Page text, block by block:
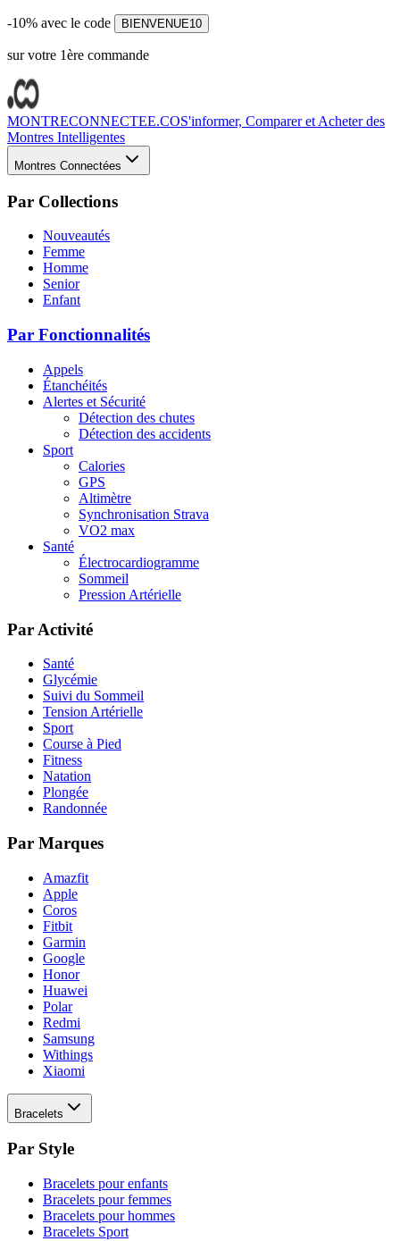
-10% avec le code BIENVENUE10
sur votre 1ère commande
MONTRECONNECTEE.COS'informer, Comparer et Acheter des
Montres Intelligentes
Montres Connectées
Par Collections
Nouveautés
Femme
Homme
Senior
Enfant
Par Fonctionnalités
Appels
Étanchéités
Alertes et Sécurité
Détection des chutes
Détection des accidents
Sport
Calories
GPS
Altimètre
Synchronisation Strava
VO2 max
Santé
Électrocardiogramme
Sommeil
Pression Artérielle
Par Activité
Santé
Glycémie
Suivi du Sommeil
Tension Artérielle
Sport
Course à Pied
Fitness
Natation
Plongée
Randonnée
Par Marques
Amazfit
Apple
Coros
Fitbit
Garmin
Google
Honor
Huawei
Polar
Redmi
Samsung
Withings
Xiaomi
Bracelets
Par Style
Bracelets pour enfants
Bracelets pour femmes
Bracelets pour hommes
Bracelets Sport